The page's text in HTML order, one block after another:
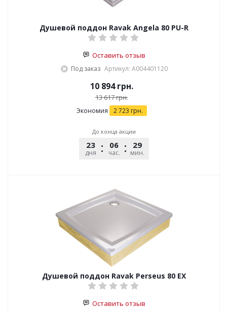
Душевой поддон Ravak Angela 80 PU-R
Оставить отзыв
Под заказ Артикул: A004401120
10 894грн.
13 617грн.
Экономия 2 723 грн.
До конца акции
23
дня
06
час.
29
мин.
Душевой поддон Ravak Perseus 80 EX
Оставить отзыв